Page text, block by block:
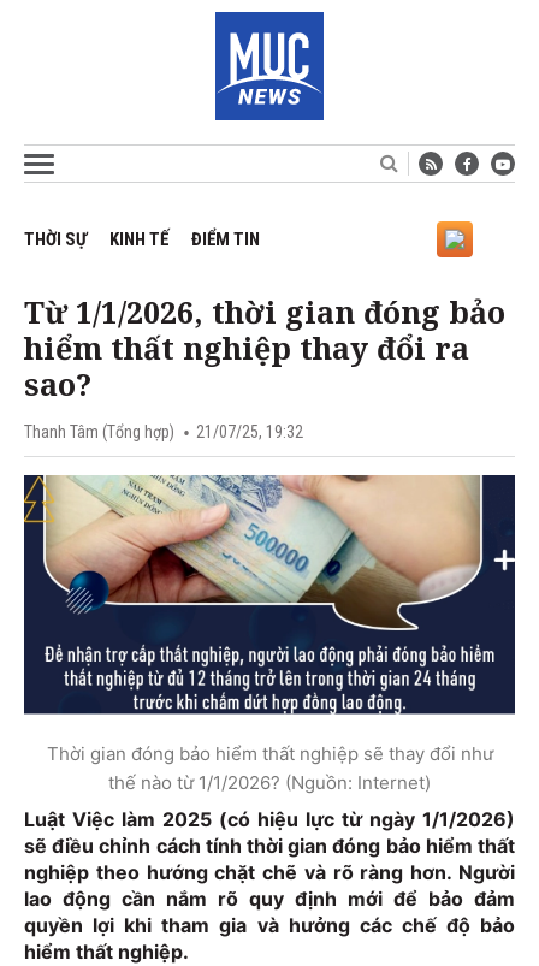
THỜI SỰ KINH TẾ ĐIỂM TIN
Từ 1/1/2026, thời gian đóng bảo
hiểm thất nghiệp thay đổi ra
sao?
Thanh Tâm (Tổng hợp) 21/07/25, 19:32
Thời gian đóng bảo hiểm thất nghiệp sẽ thay đổi như
thế nào từ 1/1/2026? (Nguồn: Internet)
Luật Việc làm 2025 (có hiệu lực từ ngày 1/1/2026)
sẽ điều chỉnh cách tính thời gian đóng bảo hiểm thất
nghiệp theo hướng chặt chẽ và rõ ràng hơn. Người
lao động cần nắm rõ quy định mới để bảo đảm
quyền lợi khi tham gia và hưởng các chế độ bảo
hiểm thất nghiệp.